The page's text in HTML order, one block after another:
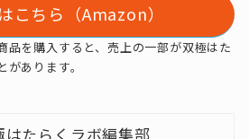
こちら（Amazon）
を購入すると、売上の一部が双極はた
あります。
はたらくラボ編集部